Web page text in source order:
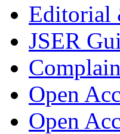
Editorial
JSER
Open
Open